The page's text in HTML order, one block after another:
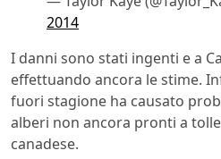
2014
I danni sono stati ingenti e a
effettuando ancora le stime.
fuori stagione ha causato
alberi non ancora pronti a
canadese.